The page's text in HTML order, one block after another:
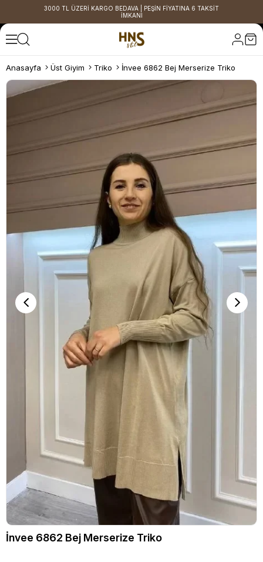
3000 TL ÜZERİ KARGO BEDAVA | PEŞİN FİYATINA 6 TAKSİT
İMKANI
Anasayfa Üst Giyim Triko İnvee 6862 Bej Merserize Triko
İnvee 6862 Bej Merserize Triko